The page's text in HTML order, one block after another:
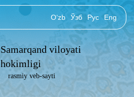
O‘zb Ўзб Рус Eng
Samarqand viloyati
hokimligi
rasmiy veb-sayti